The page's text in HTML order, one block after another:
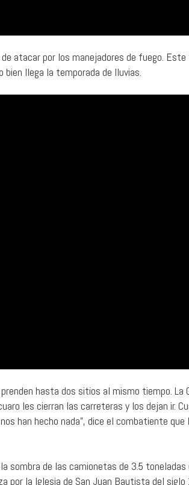
atacar por los manejadores de fuego.
llega la temporada de lluvias.
hasta dos sitios al mismo tiempo. La
les cierran las carreteras y los dejan ir.
han hecho nada”, dice el combatiente
sombra de las camionetas de 3.5
por la Iglesia de San Juan Bautista del